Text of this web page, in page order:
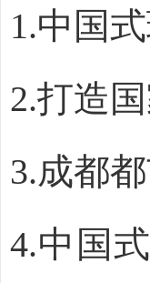
1.中国
2.打造
3.成都
4.中国